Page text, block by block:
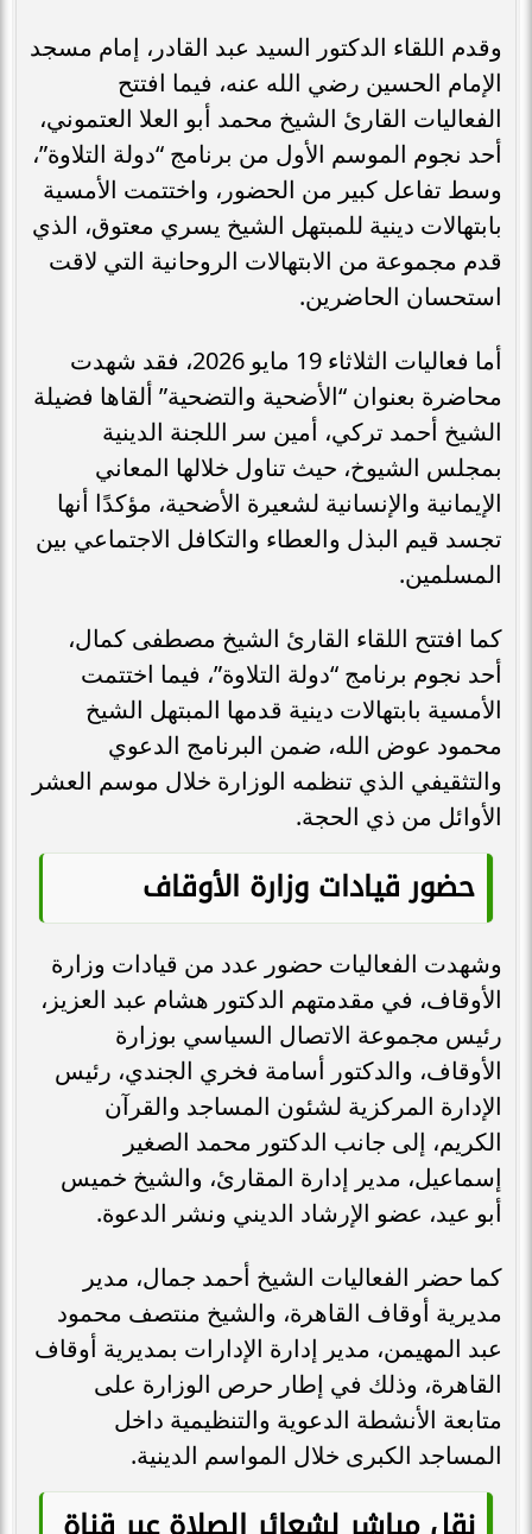
وقدم اللقاء الدكتور السيد عبد القادر، إمام مسجد
الإمام الحسين رضي الله عنه، فيما افتتح
الفعاليات القارئ الشيخ محمد أبو العلا العتموني،
أحد نجوم الموسم الأول من برنامج “دولة التلاوة”،
وسط تفاعل كبير من الحضور، واختتمت الأمسية
بابتهالات دينية للمبتهل الشيخ يسري معتوق، الذي
قدم مجموعة من الابتهالات الروحانية التي لاقت
استحسان الحاضرين.
أما فعاليات الثلاثاء 19 مايو 2026، فقد شهدت
محاضرة بعنوان “الأضحية والتضحية” ألقاها فضيلة
الشيخ أحمد تركي، أمين سر اللجنة الدينية
بمجلس الشيوخ، حيث تناول خلالها المعاني
الإيمانية والإنسانية لشعيرة الأضحية، مؤكدًا أنها
تجسد قيم البذل والعطاء والتكافل الاجتماعي بين
المسلمين.
كما افتتح اللقاء القارئ الشيخ مصطفى كمال،
أحد نجوم برنامج “دولة التلاوة”، فيما اختتمت
الأمسية بابتهالات دينية قدمها المبتهل الشيخ
محمود عوض الله، ضمن البرنامج الدعوي
والتثقيفي الذي تنظمه الوزارة خلال موسم العشر
الأوائل من ذي الحجة.
حضور قيادات وزارة الأوقاف
وشهدت الفعاليات حضور عدد من قيادات وزارة
الأوقاف، في مقدمتهم الدكتور هشام عبد العزيز،
رئيس مجموعة الاتصال السياسي بوزارة
الأوقاف، والدكتور أسامة فخري الجندي، رئيس
الإدارة المركزية لشئون المساجد والقرآن
الكريم، إلى جانب الدكتور محمد الصغير
إسماعيل، مدير إدارة المقارئ، والشيخ خميس
أبو عيد، عضو الإرشاد الديني ونشر الدعوة.
كما حضر الفعاليات الشيخ أحمد جمال، مدير
مديرية أوقاف القاهرة، والشيخ منتصف محمود
عبد المهيمن، مدير إدارة الإدارات بمديرية أوقاف
القاهرة، وذلك في إطار حرص الوزارة على
متابعة الأنشطة الدعوية والتنظيمية داخل
المساجد الكبرى خلال المواسم الدينية.